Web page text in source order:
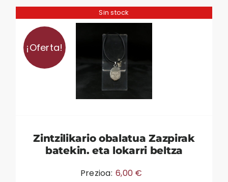
Sin stock
¡Oferta!
Zintzilikario obalatua Zazpirak
batekin. eta lokarri beltza
Prezioa: 6,00 €